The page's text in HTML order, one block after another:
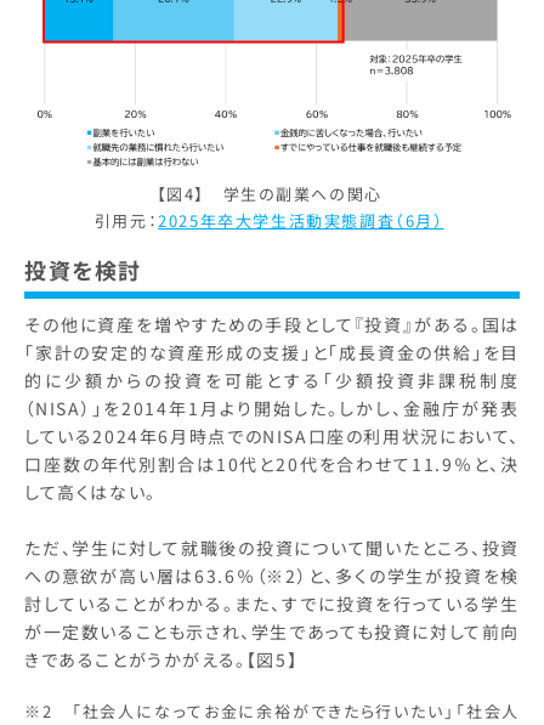
【図4】 学生の副業への関心
引用元：2025年卒大学生活動実態調査（6月）
投資を検討
その他に資産を増やすための手段として『投資』がある。国は
「家計の安定的な資産形成の支援」と「成長資金の供給」を目
的に少額からの投資を可能とする「少額投資非課税制度
（NISA）」を2014年1月より開始した。しかし、金融庁が発表
している2024年6月時点でのNISA口座の利用状況において、
口座数の年代別割合は10代と20代を合わせて11.9％と、決
して高くはない。
ただ、学生に対して就職後の投資について聞いたところ、投資
への意欲が高い層は63.6％（※2）と、多くの学生が投資を検
討していることがわかる。また、すでに投資を行っている学生
が一定数いることも示され、学生であっても投資に対して前向
きであることがうかがえる。【図5】
※2 「社会人になってお金に余裕ができたら行いたい」「社会人